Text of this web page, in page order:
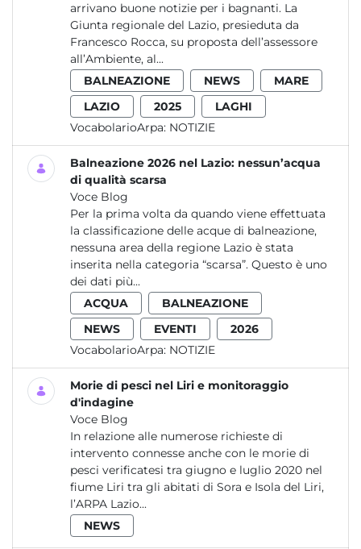
arrivano buone notizie per i bagnanti. La
Giunta regionale del Lazio, presieduta da
Francesco Rocca, su proposta dell’assessore
all’Ambiente, al...
BALNEAZIONE
NEWS
MARE
LAZIO
2025
LAGHI
VocabolarioArpa: NOTIZIE
Balneazione 2026 nel Lazio: nessun’acqua
di qualità scarsa
Voce Blog
Per la prima volta da quando viene effettuata
la classificazione delle acque di balneazione,
nessuna area della regione Lazio è stata
inserita nella categoria “scarsa”. Questo è uno
dei dati più...
ACQUA
BALNEAZIONE
NEWS
EVENTI
2026
VocabolarioArpa: NOTIZIE
Morie di pesci nel Liri e monitoraggio
d'indagine
Voce Blog
In relazione alle numerose richieste di
intervento connesse anche con le morie di
pesci verificatesi tra giugno e luglio 2020 nel
fiume Liri tra gli abitati di Sora e Isola del Liri,
l’ARPA Lazio...
NEWS